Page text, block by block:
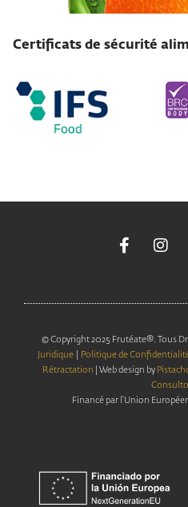
Certificats de sécurité
© Copyright 2025 Frutéate®. Tous
Juridique
Politique de
Rétractation | Web design by
Financé par l’Union